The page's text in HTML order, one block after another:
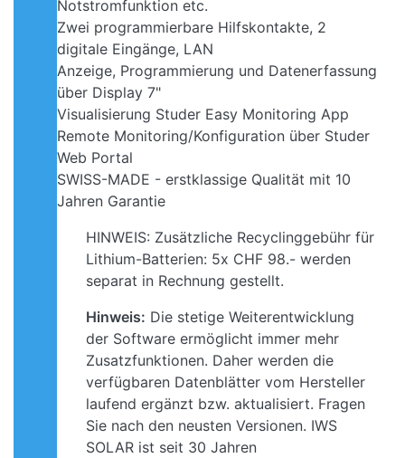
Notstromfunktion etc.
Zwei programmierbare Hilfskontakte, 2
digitale Eingänge, LAN
Anzeige, Programmierung und Datenerfassung
über Display 7"
Visualisierung Studer Easy Monitoring App
Remote Monitoring/Konfiguration über Studer
Web Portal
SWISS-MADE - erstklassige Qualität mit 10
Jahren Garantie
HINWEIS: Zusätzliche Recyclinggebühr für
Lithium-Batterien: 5x CHF 98.- werden
separat in Rechnung gestellt.
Hinweis: Die stetige Weiterentwicklung
der Software ermöglicht immer mehr
Zusatzfunktionen. Daher werden die
verfügbaren Datenblätter vom Hersteller
laufend ergänzt bzw. aktualisiert. Fragen
Sie nach den neusten Versionen. IWS
SOLAR ist seit 30 Jahren